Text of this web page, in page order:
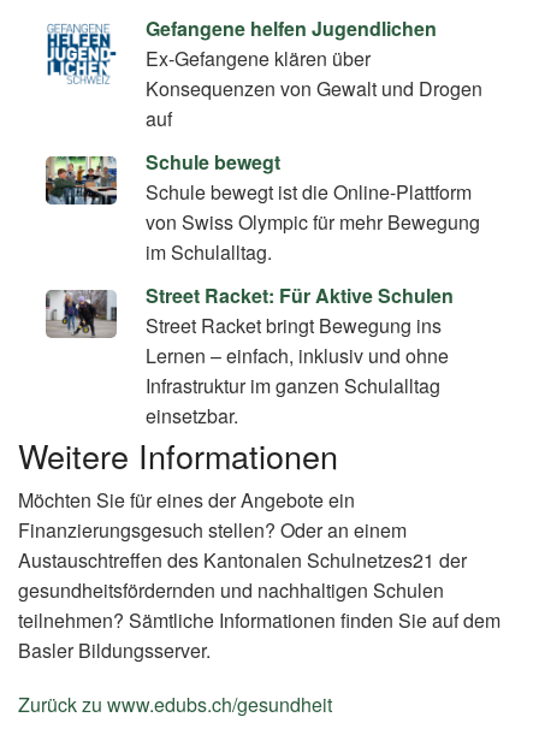
Gefangene helfen Jugendlichen
Ex-Gefangene klären über
Konsequenzen von Gewalt und Drogen
auf
Schule bewegt
Schule bewegt ist die Online-Plattform
von Swiss Olympic für mehr Bewegung
im Schulalltag.
Street Racket: Für Aktive Schulen
Street Racket bringt Bewegung ins
Lernen – einfach, inklusiv und ohne
Infrastruktur im ganzen Schulalltag
einsetzbar.
Weitere Informationen
Möchten Sie für eines der Angebote ein
Finanzierungsgesuch stellen? Oder an einem
Austauschtreffen des Kantonalen Schulnetzes21 der
gesundheitsfördernden und nachhaltigen Schulen
teilnehmen? Sämtliche Informationen finden Sie auf dem
Basler Bildungsserver.
Zurück zu www.edubs.ch/gesundheit